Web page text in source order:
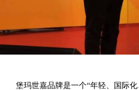
堡玛世嘉品牌是一个“年轻、国际化